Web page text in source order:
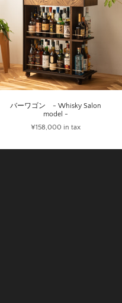
バーワゴン - Whisky Salon
model -
¥158,000 in tax